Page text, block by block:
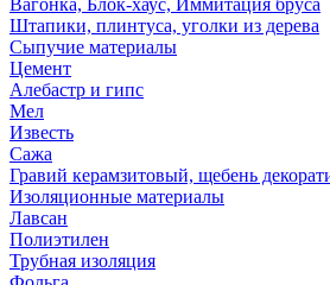
Вагонка, Блок-хаус, Иммитация бруса
Штапики, плинтуса, уголки из дерева
Сыпучие материалы
Цемент
Алебастр и гипс
Мел
Известь
Сажа
Гравий керамзитовый, щебень
Изоляционные материалы
Лавсан
Полиэтилен
Трубная изоляция